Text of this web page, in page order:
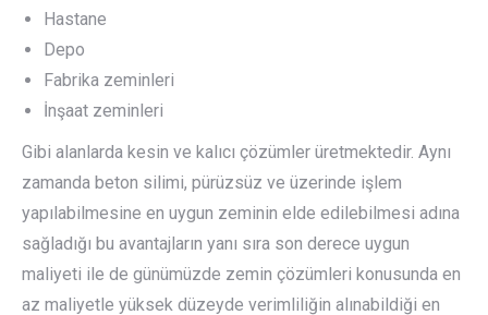
Hastane
Depo
Fabrika zeminleri
İnşaat zeminleri
Gibi alanlarda kesin ve kalıcı çözümler üretmektedir. Aynı
zamanda beton silimi, pürüzsüz ve üzerinde işlem
yapılabilmesine en uygun zeminin elde edilebilmesi adına
sağladığı bu avantajların yanı sıra son derece uygun
maliyeti ile de günümüzde zemin çözümleri konusunda en
az maliyetle yüksek düzeyde verimliliğin alınabildiği en